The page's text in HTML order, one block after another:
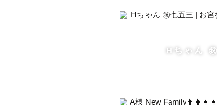
Hちゃん